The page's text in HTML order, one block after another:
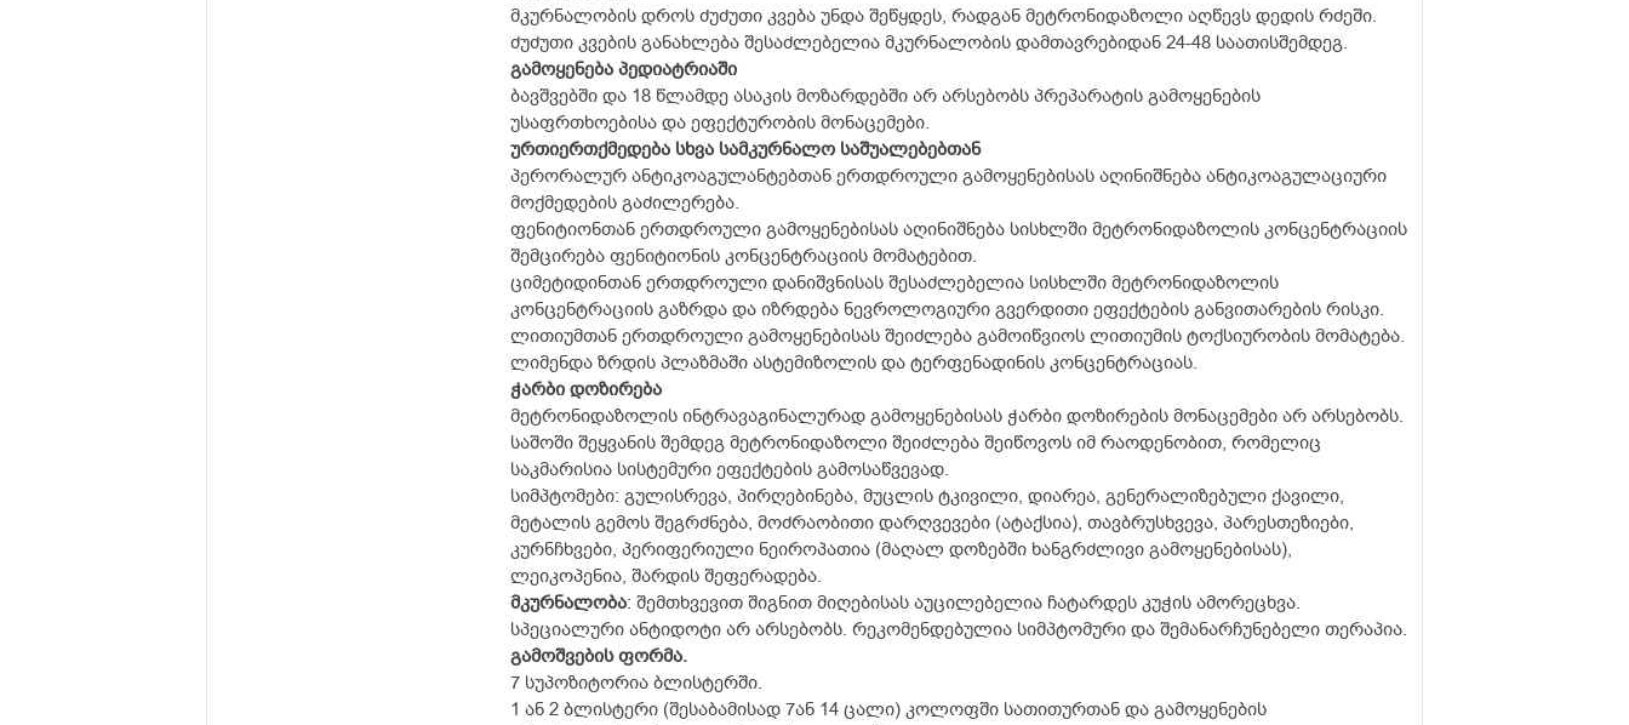
მკურნალობის დროს ძუძუთი კვება უნდა შეწყდეს, რადგან მეტრონიდაზოლი აღწევს დედის რძეში.
ძუძუთი კვების განახლება შესაძლებელია მკურნალობის დამთავრებიდან 24-48 საათისშემდეგ.
გამოყენება პედიატრიაში
ბავშვებში და 18 წლამდე ასაკის მოზარდებში არ არსებობს პრეპარატის გამოყენების
უსაფრთხოებისა და ეფექტურობის მონაცემები.
ურთიერთქმედება სხვა სამკურნალო საშუალებებთან
პერორალურ ანტიკოაგულანტებთან ერთდროული გამოყენებისას აღინიშნება ანტიკოაგულაციური
მოქმედების გაძილერება.
ფენიტიონთან ერთდროული გამოყენებისას აღინიშნება სისხლში მეტრონიდაზოლის კონცენტრაციის
შემცირება ფენიტიონის კონცენტრაციის მომატებით.
ციმეტიდინთან ერთდროული დანიშვნისას შესაძლებელია სისხლში მეტრონიდაზოლის
კონცენტრაციის გაზრდა და იზრდება ნევროლოგიური გვერდითი ეფექტების განვითარების რისკი.
ლითიუმთან ერთდროული გამოყენებისას შეიძლება გამოიწვიოს ლითიუმის ტოქსიურობის მომატება.
ლიმენდა ზრდის პლაზმაში ასტემიზოლის და ტერფენადინის კონცენტრაციას.
ჭარბი დოზირება
მეტრონიდაზოლის ინტრავაგინალურად გამოყენებისას ჭარბი დოზირების მონაცემები არ არსებობს.
საშოში შეყვანის შემდეგ მეტრონიდაზოლი შეიძლება შეიწოვოს იმ რაოდენობით, რომელიც
საკმარისია სისტემური ეფექტების გამოსაწვევად.
სიმპტომები: გულისრევა, პირღებინება, მუცლის ტკივილი, დიარეა, გენერალიზებული ქავილი,
მეტალის გემოს შეგრძნება, მოძრაობითი დარღვევები (ატაქსია), თავბრუსხვევა, პარესთეზიები,
კურნჩხვები, პერიფერიული ნეიროპათია (მაღალ დოზებში ხანგრძლივი გამოყენებისას),
ლეიკოპენია, შარდის შეფერადება.
მკურნალობა: შემთხვევით შიგნით მიღებისას აუცილებელია ჩატარდეს კუჭის ამორეცხვა.
სპეციალური ანტიდოტი არ არსებობს. რეკომენდებულია სიმპტომური და შემანარჩუნებელი თერაპია.
გამოშვების ფორმა.
7 სუპოზიტორია ბლისტერში.
1 ან 2 ბლისტერი (შესაბამისად 7ან 14 ცალი) კოლოფში სათითურთან და გამოყენების